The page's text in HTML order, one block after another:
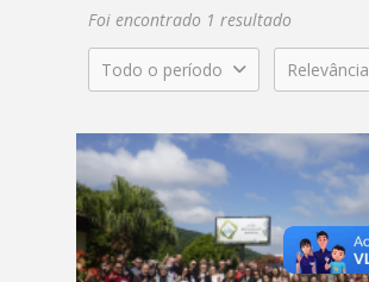
Foi encontrado 1 resultado
Todo o período Relevância